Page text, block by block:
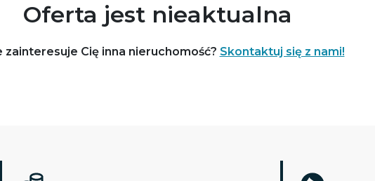
Oferta jest nieaktualna
zainteresuje Cię inna nieruchomość? Skontaktuj się z nami!